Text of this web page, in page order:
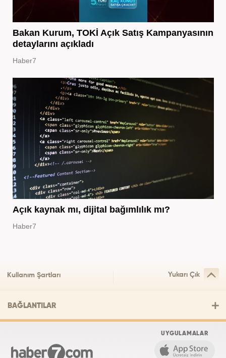
Bakan Kurum, TOKİ Açık Satış Kampanyasının
detaylarını açıkladı
Haber7
Açık kaynak mı, dijital bağımlılık mı?
Haber7
Kullanım Şartları Yukarı Çık
BAĞLANTILAR
UYGULAMALAR